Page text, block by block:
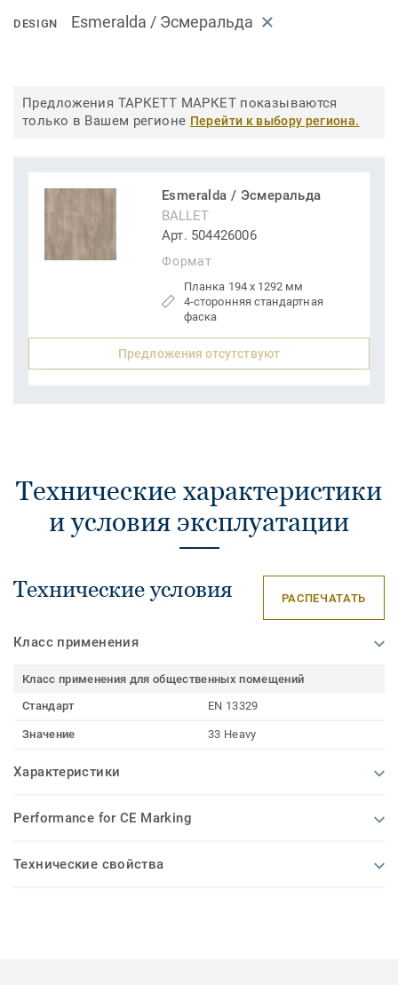
DESIGN Esmeralda / Эсмеральда
Предложения ТАРКЕТТ МАРКЕТ показываются
только в Вашем регионе Перейти к выбору региона.
Esmeralda / Эсмеральда
BALLET
Арт. 504426006
Формат
Планка 194 x 1292 мм
4-сторонняя стандартная
фаска
Предложения отсутствуют
Технические характеристики
и условия эксплуатации
Технические условия РАСПЕЧАТАТЬ
Класс применения
Класс применения для общественных помещений
Стандарт
EN 13329
Значение 33 Heavy
Характеристики
Performance for CE Marking
Технические свойства